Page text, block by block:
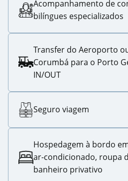
Acompanhamento de
bilíngues especializados
Transfer do Aeroporto
Corumbá para o Porto
IN/OUT
Seguro viagem
Hospedagem à bordo
ar-condicionado, roupa
banheiro privativo